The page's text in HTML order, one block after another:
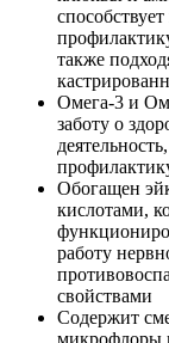
также
Омега-3 и
заботу о
Обогащен
кислотами,
работу
свойствами
Содержит
микрофлоры